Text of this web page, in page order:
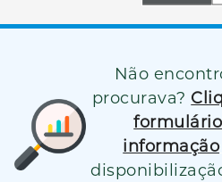
Não
procurava?
informação